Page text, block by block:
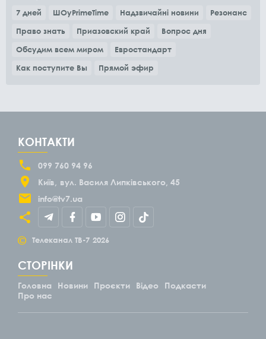
7 дней ШОуPrimeTime Надзвичайні новини
Резонанс
Право знать
Приазовский край
Вопрос дня
Обсудим всем миром
Евростандарт
Как поступите Вы
Прямой эфир
КОНТАКТИ
099 760 94 96
Київ
вул. Василя Липківського, 45
info@tv7.ua
© Телеканал ТВ-7 2026
СТОРІНКИ
Головна Новини Проєкти Відео
Подкасти
Про нас